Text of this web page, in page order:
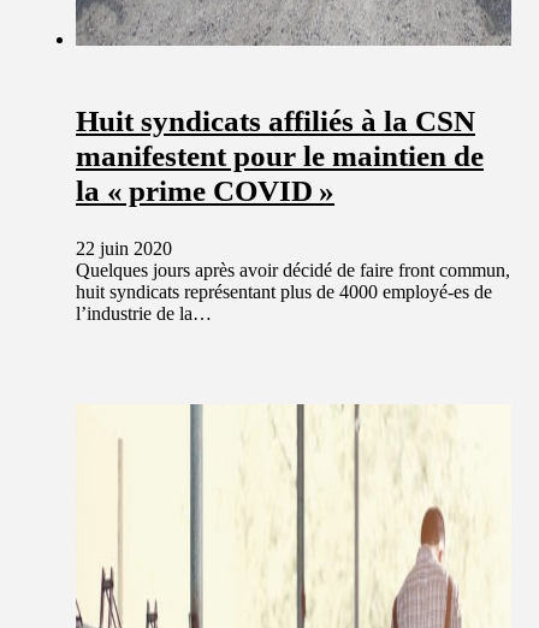
Huit syndicats affiliés à la CSN
manifestent pour le maintien de
la « prime COVID »
22 juin 2020
Quelques jours après avoir décidé de faire front commun,
huit syndicats représentant plus de 4000 employé-es de
l’industrie de la…